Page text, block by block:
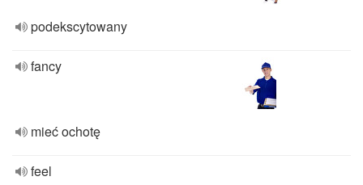
podekscytowany
fancy
mieć ochotę
feel